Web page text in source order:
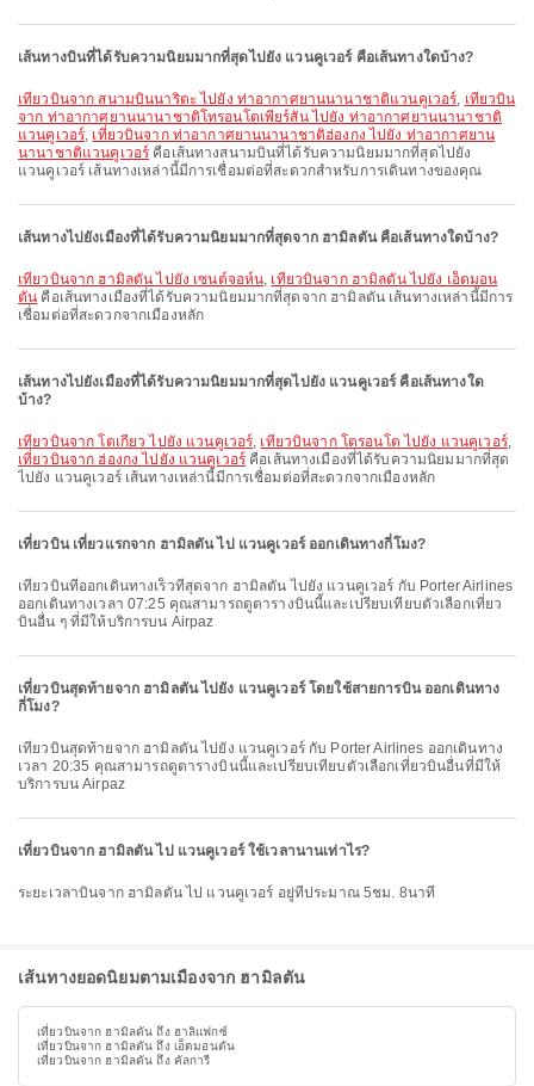
เส้นทางบินที่ได้รับความนิยมมากที่สุดไปยัง แวนคูเวอร์ คือเส้นทางใดบ้าง?
เที่ยวบินจาก สนามบินนาริตะ ไปยัง ท่าอากาศยานนานาชาติแวนคูเวอร์, เที่ยวบิน
จาก ท่าอากาศยานนานาชาติโทรอนโตเพียร์สัน ไปยัง ท่าอากาศยานนานาชาติ
แวนคูเวอร์, เที่ยวบินจาก ท่าอากาศยานนานาชาติฮ่องกง ไปยัง ท่าอากาศยาน
นานาชาติแวนคูเวอร์ คือเส้นทางสนามบินที่ได้รับความนิยมมากที่สุดไปยัง
แวนคูเวอร์ เส้นทางเหล่านี้มีการเชื่อมต่อที่สะดวกสำหรับการเดินทางของคุณ
เส้นทางไปยังเมืองที่ได้รับความนิยมมากที่สุดจาก ฮามิลตัน คือเส้นทางใดบ้าง?
เที่ยวบินจาก ฮามิลตัน ไปยัง เซนต์จอห์น, เที่ยวบินจาก ฮามิลตัน ไปยัง เอ็ดมอน
ตัน คือเส้นทางเมืองที่ได้รับความนิยมมากที่สุดจาก ฮามิลตัน เส้นทางเหล่านี้มีการ
เชื่อมต่อที่สะดวกจากเมืองหลัก
เส้นทางไปยังเมืองที่ได้รับความนิยมมากที่สุดไปยัง แวนคูเวอร์ คือเส้นทางใด
บ้าง?
เที่ยวบินจาก โตเกียว ไปยัง แวนคูเวอร์, เที่ยวบินจาก โตรอนโต ไปยัง แวนคูเวอร์,
เที่ยวบินจาก ฮ่องกง ไปยัง แวนคูเวอร์ คือเส้นทางเมืองที่ได้รับความนิยมมากที่สุด
ไปยัง แวนคูเวอร์ เส้นทางเหล่านี้มีการเชื่อมต่อที่สะดวกจากเมืองหลัก
เที่ยวบิน เที่ยวแรกจาก ฮามิลตัน ไป แวนคูเวอร์ ออกเดินทางกี่โมง?
เที่ยวบินที่ออกเดินทางเร็วที่สุดจาก ฮามิลตัน ไปยัง แวนคูเวอร์ กับ Porter Airlines
ออกเดินทางเวลา 07:25 คุณสามารถดูตารางบินนี้และเปรียบเทียบตัวเลือกเที่ยว
บินอื่น ๆ ที่มีให้บริการบน Airpaz
เที่ยวบินสุดท้ายจาก ฮามิลตัน ไปยัง แวนคูเวอร์ โดยใช้สายการบิน ออกเดินทาง
กี่โมง?
เที่ยวบินสุดท้ายจาก ฮามิลตัน ไปยัง แวนคูเวอร์ กับ Porter Airlines ออกเดินทาง
เวลา 20:35 คุณสามารถดูตารางบินนี้และเปรียบเทียบตัวเลือกเที่ยวบินอื่นที่มีให้
บริการบน Airpaz
เที่ยวบินจาก ฮามิลตัน ไป แวนคูเวอร์ ใช้เวลานานเท่าไร?
ระยะเวลาบินจาก ฮามิลตัน ไป แวนคูเวอร์ อยู่ที่ประมาณ 5ชม. 8นาที
เส้นทางยอดนิยมตามเมืองจาก ฮามิลตัน
เที่ยวบินจาก ฮามิลตัน ถึง ฮาลิแฟกซ์
เที่ยวบินจาก ฮามิลตัน ถึง เอ็ดมอนตัน
เที่ยวบินจาก ฮามิลตัน ถึง คัลการี